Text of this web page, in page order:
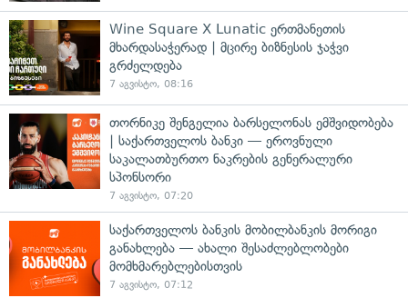
Wine Square X Lunatic ერთმანეთის
მხარდასაჭერად | მცირე ბიზნესის ჯაჭვი
გრძელდება
7 აგვისტო, 08:16
თორნიკე შენგელია ბარსელონას ემშვიდობება
| საქართველოს ბანკი — ეროვნული
საკალათბურთო ნაკრების გენერალური
სპონსორი
7 აგვისტო, 07:20
საქართველოს ბანკის მობილბანკის მორიგი
განახლება — ახალი შესაძლებლობები
მომხმარებლებისთვის
7 აგვისტო, 07:12